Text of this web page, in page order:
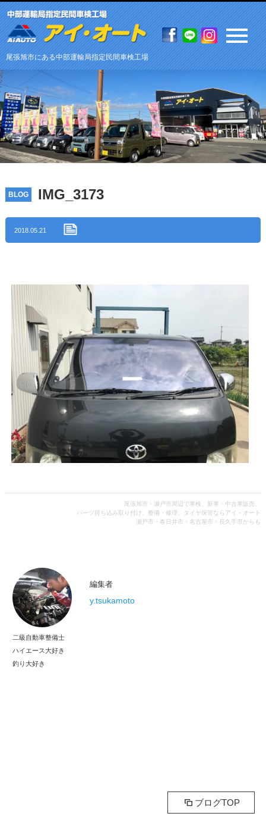
尾張旭市にある中部運輸局指定民間車検工場
IMG_3173
BLOG
2018.05.21
尾張旭市・瀬戸市周辺で車検、新車・中古車販売、
パーツ持ち込み取り付け、整備・修理、タイヤ保管ならアイ・オート
瀬戸市・春日井市・名古屋市・長久手市からも
編集者
y.tsukamoto
二級自動車整備士
ハイエース大好き
釣り大好き
ブログTOP